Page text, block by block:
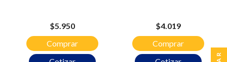
Precio
$5.950
Comprar
Precio
$4.019
Comprar